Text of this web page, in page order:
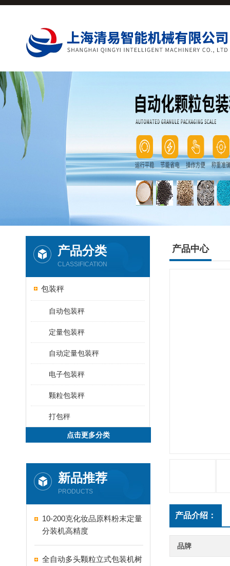
产品分类
CLASSIFICATION
包装秤
自动包装秤
定量包装秤
自动定量包装秤
电子包装秤
颗粒包装秤
打包秤
点击更多分类
新品推荐
PRODUCTS
10-200克化妆品原料粉末定量
分装机高精度
全自动多头颗粒立式包装机树
产品中心
产品介绍：
品牌